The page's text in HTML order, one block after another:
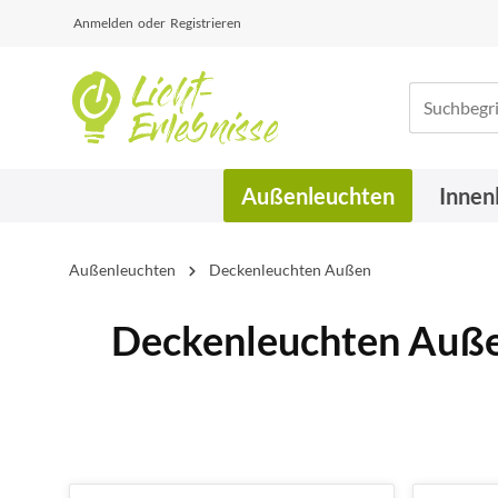
Anmelden oder Registrieren
Außenleuchten
Außenleuchten Deckenleuchten Außen
Deckenleuchten